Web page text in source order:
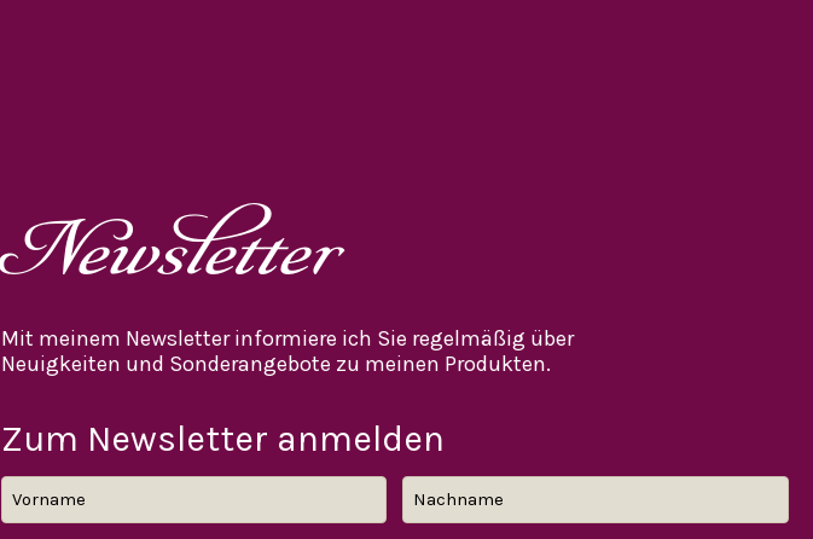
Newsletter
Mit meinem Newsletter informiere ich Sie regelmäßig über
Neuigkeiten und Sonderangebote zu meinen Produkten.
Zum Newsletter anmelden